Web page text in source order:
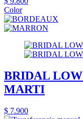
Color
BRIDAL
MARTI
$ 7.900